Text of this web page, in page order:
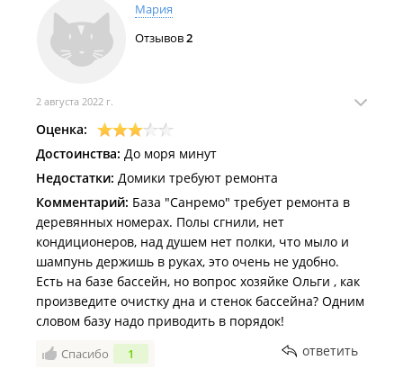
Мария
Отзывов2
2 августа 2022 г.
Оценка:
Достоинства: До моря минут
Недостатки: Домики требуют ремонта
Комментарий: База "Санремо" требует ремонта в
деревянных номерах. Полы сгнили, нет
кондиционеров, над душем нет полки, что мыло и
шампунь держишь в руках, это очень не удобно.
Есть на базе бассейн, но вопрос хозяйке Ольги , как
произведите очистку дна и стенок бассейна? Одним
словом базу надо приводить в порядок!
Спасибо 1 ответить